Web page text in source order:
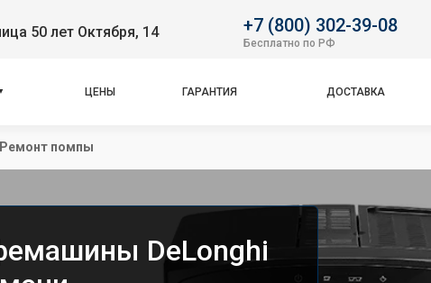
50 лет Октября, 14 +7 (800) 302-39-08
Бесплатно по РФ
ЦЕНЫ ГАРАНТИЯ ДОСТАВКА
Ремонт помпы
DeLonghi